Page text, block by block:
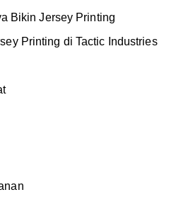
Bikin Jersey Printing
Printing di Tactic Industries